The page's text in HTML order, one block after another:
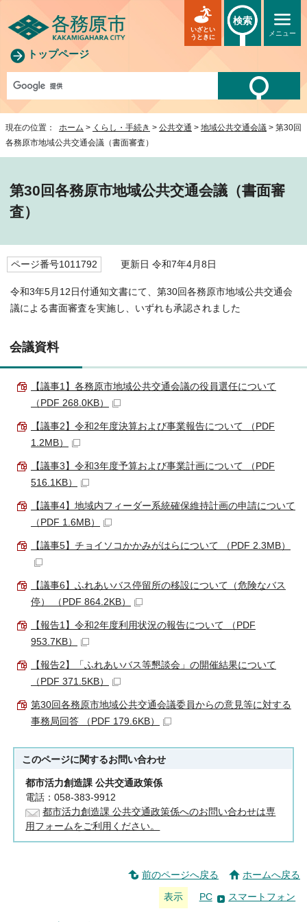
トップページ
メニュー
いざとい
うときに
検索
現在の位置： ホーム > くらし・手続き > 公共交通 > 地域公共交通会議 > 第30回
各務原市地域公共交通会議（書面審査）
第30回各務原市地域公共交通会議（書面審
査）
ページ番号1011792 更新日 令和7年4月8日
令和3年5月12日付通知文書にて、第30回各務原市地域公共交通会
議による書面審査を実施し、いずれも承認されました
会議資料
【議事1】各務原市地域公共交通会議の役員選任について
（PDF 268.0KB）
【議事2】令和2年度決算および事業報告について （PDF
1.2MB）
【議事3】令和3年度予算および事業計画について （PDF
516.1KB）
【議事4】地域内フィーダー系統確保維持計画の申請について
（PDF 1.6MB）
【議事5】チョイソコかかみがはらについて （PDF 2.3MB）
【議事6】ふれあいバス停留所の移設について（危険なバス
停） （PDF 864.2KB）
【報告1】令和2年度利用状況の報告について （PDF
953.7KB）
【報告2】「ふれあいバス等懇談会」の開催結果について
（PDF 371.5KB）
第30回各務原市地域公共交通会議委員からの意見等に対する
事務局回答 （PDF 179.6KB）
このページに関するお問い合わせ
都市活力創造課 公共交通政策係
電話：058-383-9912
都市活力創造課 公共交通政策係へのお問い合わせは専
用フォームをご利用ください。
前のページへ戻る ホームへ戻る
表示 PC スマートフォン